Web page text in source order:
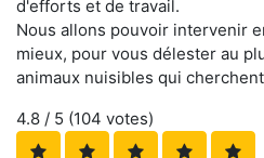
d'efforts et de travail.
Nous allons pouvoir intervenir
mieux, pour vous délester au
animaux nuisibles qui
4.8 / 5 (104 votes)